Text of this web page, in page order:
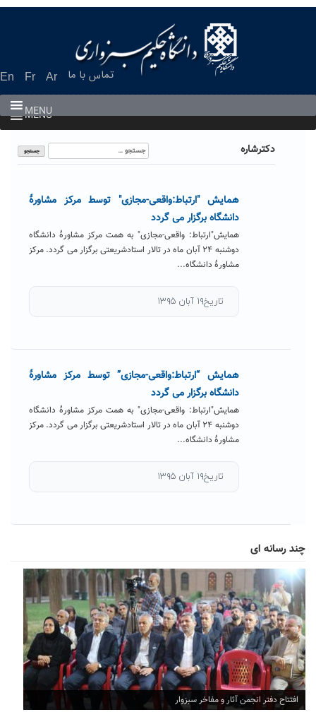
En Fr Ar تماس با ما
MENU
MENU
دکترشاره
جستجو
برای:
همایش "ارتباط:واقعی-مجازی" توسط مرکز مشاورۀ
دانشگاه برگزار می گردد
همایش"ارتباط: واقعی-مجازی" به همت مرکز مشاورۀ دانشگاه
دوشنبه ۲۴ آبان ماه در تالار استادشریعتی برگزار می گردد. مرکز
مشاورۀ دانشگاه...
تاریخ۱۹ آبان ۱۳۹۵
همایش “ارتباط:واقعی-مجازی” توسط مرکز مشاورۀ
دانشگاه برگزار می گردد
همایش"ارتباط: واقعی-مجازی" به همت مرکز مشاورۀ دانشگاه
دوشنبه ۲۴ آبان ماه در تالار استادشریعتی برگزار می گردد. مرکز
مشاورۀ دانشگاه...
تاریخ۱۹ آبان ۱۳۹۵
چند رسانه ای
افتتاح دفتر انجمن آثار و مفاخر سبزوار